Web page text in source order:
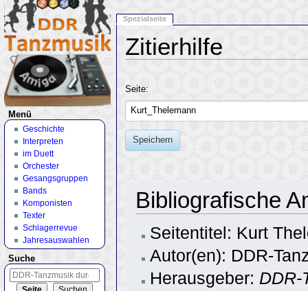
Zitierhilfe
Seite:
Speichern
Bibliografische
Seitentitel: Kurt
Autor(en): DDR-
Herausgeber:
Spezialseite
Menü
Geschichte
Interpreten
im Duett
Orchester
Gesangsgruppen
Bands
Komponisten
Texter
Schlagerrevue
Jahresauswahlen
Suche